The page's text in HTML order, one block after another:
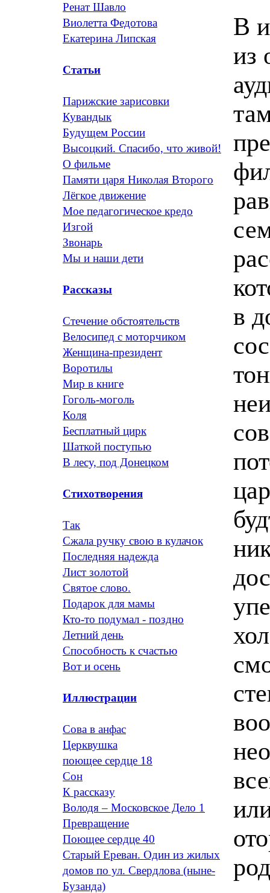
Ренат Шавло
Виолетта Федотова
Екатерина Липская
Статьи
Парижские зарисовки
Кувандык
Будущем России
Высоцкий. Спасибо, что живой!
О фильме
Памяти царя Николая Второго
Лёгкое движение
Мое педагогическое кредо
Изгой
Звонарь
Мы и наши дети
Рассказы
Стечение обстоятельств
Велосипед с моторчиком
Женщина-президент
Воротилы
Мир в книге
Гоголь-моголь
Коля
Бесплатный цирк
Шаткой поступью
В лесу, под Донецком
Стихотворения
Так
Сжала ручку свою в кулачок
Последняя надежда
Лист золотой
Святое слово.
Подарок для мамы
Кто-то подумал - поздно
Летний день
Способность к счастью
Вот и осень
Иллюстрации
Сова в анфас
Церквушка
поющее сердце 18
Сон
К рассказу
Володя – Московское Дело 1
Превращение
Поющее сердце 40
Старый Ереван. Один из жилых
домов по ул. Свердлова (ныне-
Бузанда)
В
из
в